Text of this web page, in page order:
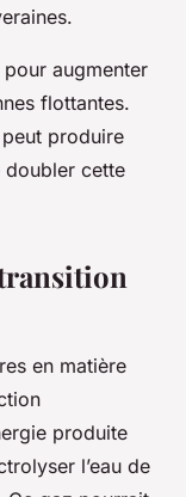
augmenter
flottantes.
produire
doubler cette
en matière
produite
l’eau de